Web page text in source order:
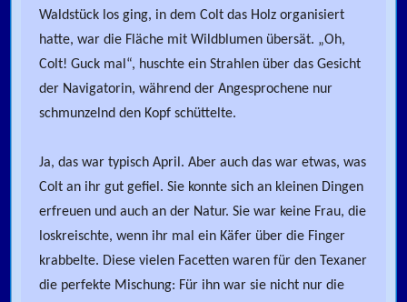
Waldstück los ging, in dem Colt das Holz organisiert
hatte, war die Fläche mit Wildblumen übersät. „Oh,
Colt! Guck mal“, huschte ein Strahlen über das Gesicht
der Navigatorin, während der Angesprochene nur
schmunzelnd den Kopf schüttelte.
Ja, das war typisch April. Aber auch das war etwas, was
Colt an ihr gut gefiel. Sie konnte sich an kleinen Dingen
erfreuen und auch an der Natur. Sie war keine Frau, die
loskreischte, wenn ihr mal ein Käfer über die Finger
krabbelte. Diese vielen Facetten waren für den Texaner
die perfekte Mischung: Für ihn war sie nicht nur die